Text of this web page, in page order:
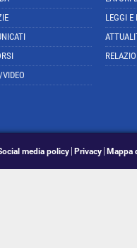
LEGGI E
media policy Privacy Mappa